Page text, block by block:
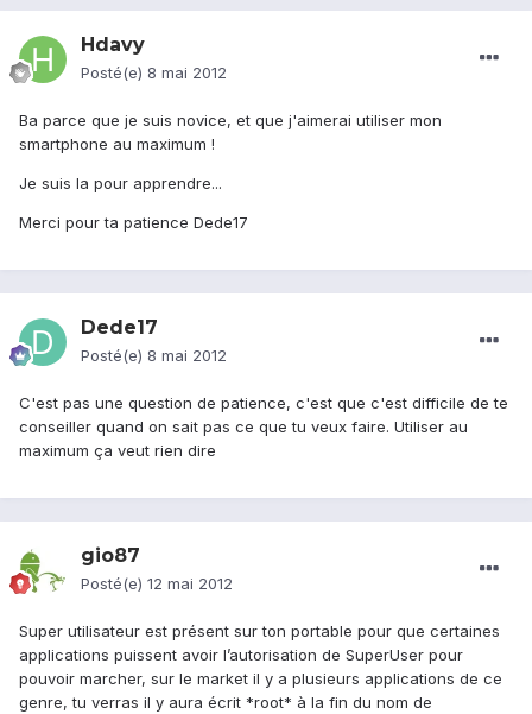
Hdavy
Posté(e) 8 mai 2012
Ba parce que je suis novice, et que j'aimerai utiliser mon
smartphone au maximum !
Je suis la pour apprendre...
Merci pour ta patience Dede17
Dede17
Posté(e) 8 mai 2012
C'est pas une question de patience, c'est que c'est difficile de te
conseiller quand on sait pas ce que tu veux faire. Utiliser au
maximum ça veut rien dire
gio87
Posté(e) 12 mai 2012
Super utilisateur est présent sur ton portable pour que certaines
applications puissent avoir l’autorisation de SuperUser pour
pouvoir marcher, sur le market il y a plusieurs applications de ce
genre, tu verras il y aura écrit *root* à la fin du nom de